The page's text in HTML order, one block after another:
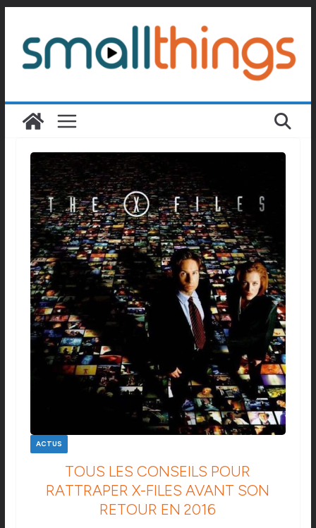
contenu
ACTUS
TOUS LES CONSEILS POUR
RATTRAPER X-FILES AVANT SON
RETOUR EN 2016